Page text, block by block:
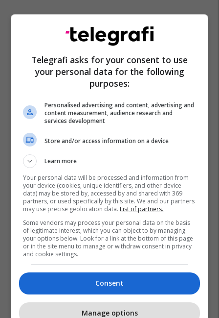
Mpb Maqedoni
Telegrafi asks for your consent to use
your personal data for the following
purposes:
Personalised advertising and content, advertising and
content measurement, audience research and
services development
Store and/or access information on a device
Learn more
Your personal data will be processed and information from
your device (cookies, unique identifiers, and other device
data) may be stored by, accessed by and shared with 369
partners, or used specifically by this site. We and our partners
may use precise geolocation data. List of partners.
Some vendors may process your personal data on the basis
of legitimate interest, which you can object to by managing
your options below. Look for a link at the bottom of this page
or in the site menu to manage or withdraw consent in privacy
and cookie settings.
Consent
Manage options